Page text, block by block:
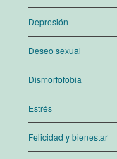
Depresión
Deseo sexual
Dismorfofobia
Estrés
Felicidad y bienestar